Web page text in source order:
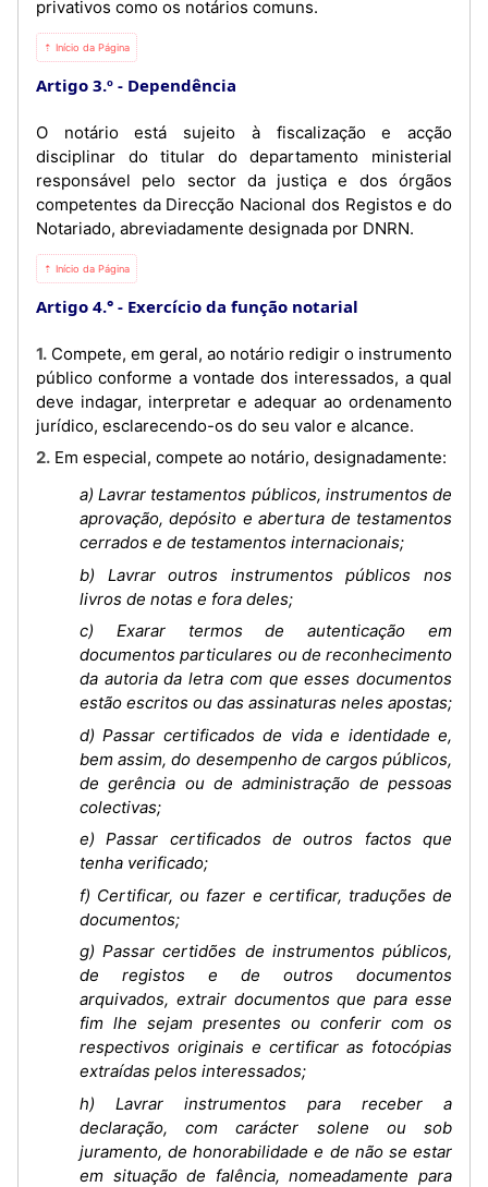
privativos como os notários comuns.
⇡ Início da Página
Artigo 3.º Dependência
O notário está sujeito à fiscalização e acção
disciplinar do titular do departamento ministerial
responsável pelo sector da justiça e dos órgãos
competentes da Direcção Nacional dos Registos e do
Notariado, abreviadamente designada por DNRN.
⇡ Início da Página
Artigo 4.° Exercício da função notarial
1. Compete, em geral, ao notário redigir o instrumento
público conforme a vontade dos interessados, a qual
deve indagar, interpretar e adequar ao ordenamento
jurídico, esclarecendo-os do seu valor e alcance.
2. Em especial, compete ao notário, designadamente:
a) Lavrar testamentos públicos, instrumentos de
aprovação, depósito e abertura de testamentos
cerrados e de testamentos internacionais;
b) Lavrar outros instrumentos públicos nos
livros de notas e fora deles;
c) Exarar termos de autenticação em
documentos particulares ou de reconhecimento
da autoria da letra com que esses documentos
estão escritos ou das assinaturas neles apostas;
d) Passar certificados de vida e identidade e,
bem assim, do desempenho de cargos públicos,
de gerência ou de administração de pessoas
colectivas;
e) Passar certificados de outros factos que
tenha verificado;
f) Certificar, ou fazer e certificar, traduções de
documentos;
g) Passar certidões de instrumentos públicos,
de registos e de outros documentos
arquivados, extrair documentos que para esse
fim lhe sejam presentes ou conferir com os
respectivos originais e certificar as fotocópias
extraídas pelos interessados;
h) Lavrar instrumentos para receber a
declaração, com carácter solene ou sob
juramento, de honorabilidade e de não se estar
em situação de falência, nomeadamente para